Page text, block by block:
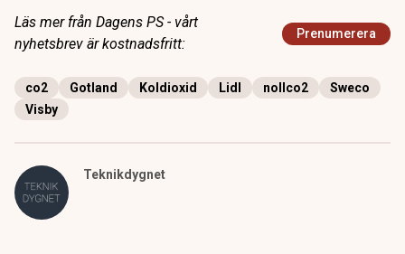
Läs mer från Dagens PS - vårt
nyhetsbrev är kostnadsfritt:
Prenumerera
co2 Gotland Koldioxid Lidl nollco2
Sweco
Visby
Teknikdygnet